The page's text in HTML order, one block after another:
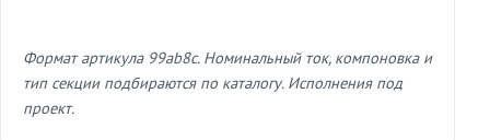
Формат артикула 99ab8c. Номинальный ток, компоновка и
тип секции подбираются по каталогу. Исполнения под
проект.